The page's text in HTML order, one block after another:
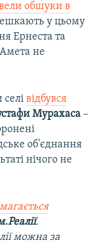
обшуки в
у цьому
Ернеста та
не
відбувся
Мурахаса –
об'єднання
нічого не
.
можна за